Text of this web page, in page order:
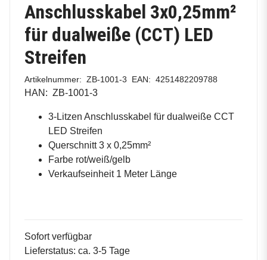
Anschlusskabel 3x0,25mm²
für dualweiße (CCT) LED
Streifen
Artikelnummer: ZB-1001-3 EAN: 4251482209788
HAN: ZB-1001-3
3-Litzen Anschlusskabel für dualweiße CCT
LED Streifen
Querschnitt 3 x 0,25mm²
Farbe rot/weiß/gelb
Verkaufseinheit 1 Meter Länge
Sofort verfügbar
Lieferstatus: ca. 3-5 Tage